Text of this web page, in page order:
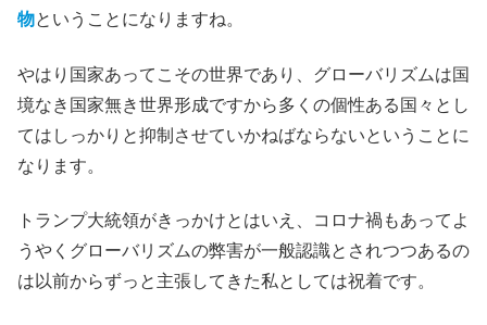
物ということになりますね。
やはり国家あってこその世界であり、グローバリズムは国
境なき国家無き世界形成ですから多くの個性ある国々とし
てはしっかりと抑制させていかねばならないということに
なります。
トランプ大統領がきっかけとはいえ、コロナ禍もあってよ
うやくグローバリズムの弊害が一般認識とされつつあるの
は以前からずっと主張してきた私としては祝着です。